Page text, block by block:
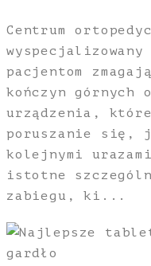
Centrum
pacjentom
kończyn górnych
urządzenia,
poruszanie się,
kolejnymi
istotne
zabiegu, ki...